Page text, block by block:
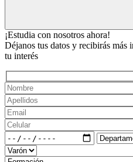
¡Estudia con nosotros ahora!
Déjanos tus datos y recibirás más
tu interés